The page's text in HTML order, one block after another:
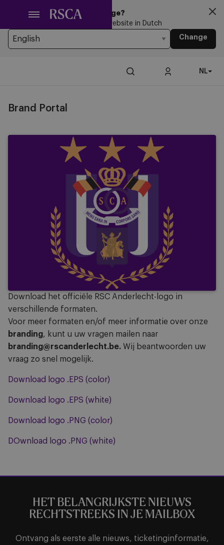
hoofdinhoud
Looking for another Language?
You’re currently browsing the website in Dutch
Change
NL
Brand Portal
Download het officiële RSC Anderlecht-logo in
verschillende formaten.
Voor meer formaten en/of meer informatie over onze
branding, kunt u uw vragen mailen naar
branding@rscanderlecht.be. Wij beantwoorden uw
vraag zo snel mogelijk.
Download logo .EPS (color)
Download logo .EPS (white)
Download logo .PNG (color)
DOwnload logo .PNG (white)
HET BELANGRIJKSTE NIEUWS
RECHTSTREEKS IN JE MAILBOX
Ontvang als eerste alle nieuws, ticketinginformatie,